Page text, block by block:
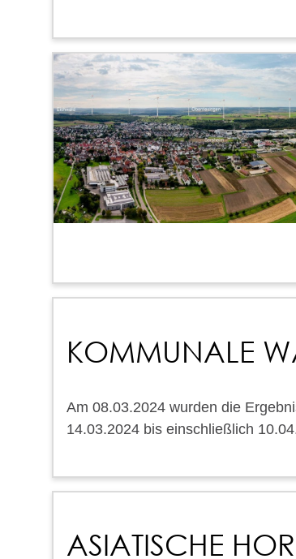
KOMMUNALE
Am 08.03.2024 wurden die
14.03.2024 bis einschließlich
ASIATISCHE